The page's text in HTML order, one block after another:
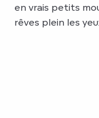
en vrais petits
rêves plein les